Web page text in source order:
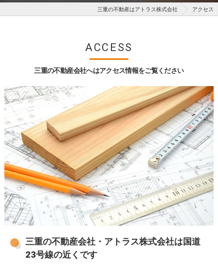
三重の不動産はアトラス株式会社 アクセス
三重の不動産会社へはアクセス情報をご覧ください
ACCESS
三重の不動産会社・アトラス株式会社は国道
23号線の近くです